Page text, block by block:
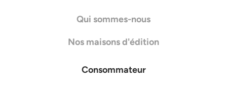
Qui sommes-nous
Nos maisons d'édition
Consommateur